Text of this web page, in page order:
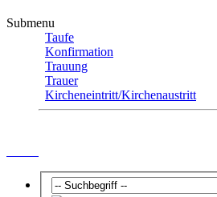
Submenu
Taufe
Konfirmation
Trauung
Trauer
Kircheneintritt/Kirchenaustritt